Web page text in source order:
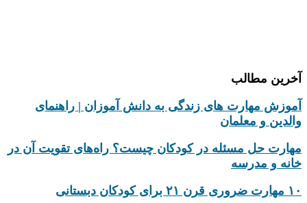
آخرین مطالب
آموزش مهارت های زندگی به دانش‌ آموزان | راهنمای
والدین و معلمان
مهارت حل مسئله در کودکان چیست؟ راه‌های تقویت آن در
خانه و مدرسه
۱۰ مهارت ضروری قرن ۲۱ برای کودکان دبستانی